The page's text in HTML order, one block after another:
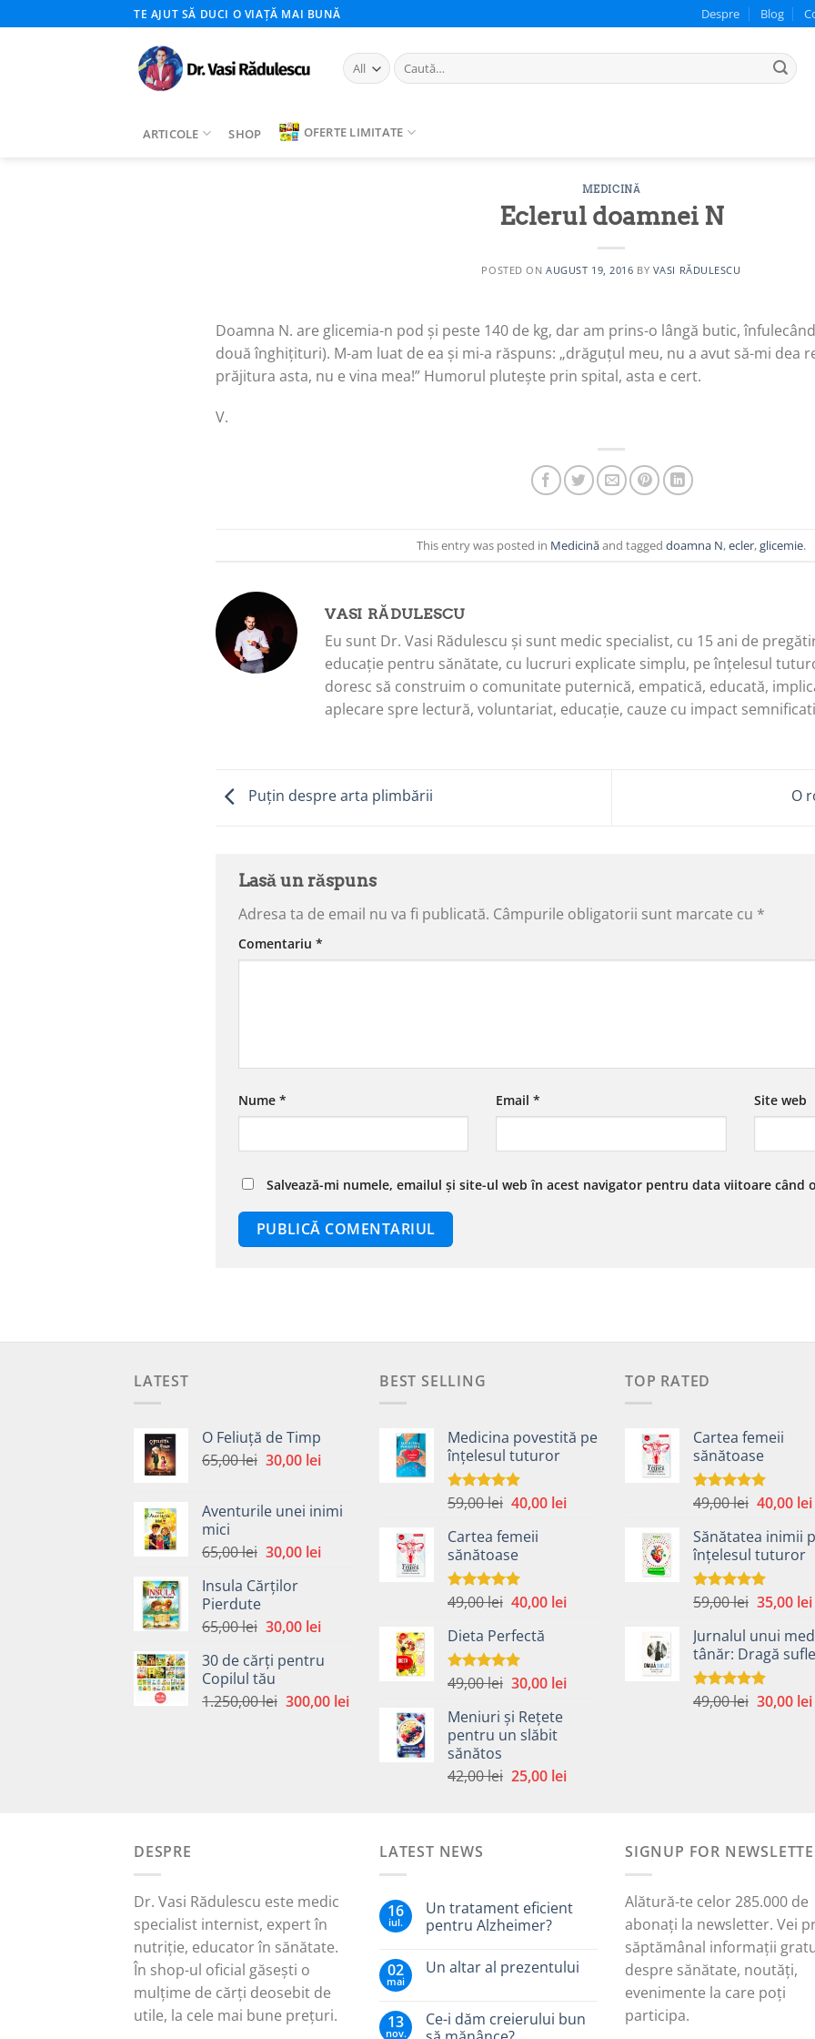
to
TE AJUT SĂ DUCI O VIAȚĂ MAI BUNĂ Despre Blog
Caută
după:
ARTICOLE SHOP OFERTE LIMITATE
MEDICINĂ
Eclerul doamnei N
POSTED ONAUGUST 19, 2016 BY VASI RĂDULESCU
Doamna N. are glicemia-n pod și peste 140 de kg, dar am prins-o lângă butic,
două înghițituri). M-am luat de ea și mi-a răspuns: „drăguțul meu, nu a avut să-mi dea
prăjitura asta, nu e vina mea!” Humorul plutește prin spital, asta e cert.
V.
This entry was posted in Medicinăand tagged doamna N,ecler,glicemie.
VASI RĂDULESCU
Eu sunt Dr. Vasi Rădulescu și sunt medic specialist, cu 15 ani de
educație pentru sănătate, cu lucruri explicate simplu, pe înțelesul
doresc să construim o comunitate puternică, empatică, educată,
aplecare spre lectură, voluntariat, educație, cauze cu impact
Puțin despre arta plimbării O
Lasă un răspuns
Adresa ta de email nu va fi publicată. Câmpurile obligatorii sunt marcate cu *
Comentariu *
Nume * Email* Site web
Salvează-mi numele, emailul și site-ul web în acest navigator pentru data viitoare când
LATEST
O Feliuță de Timp
65,00lei Prețul
fost:
30,00 leiPrețul
30,00 lei.
Aventurile unei inimi
mici
65,00lei Prețul
a
65,00 lei.
30,00 leiPrețul
Insula Cărților
Pierdute
65,00lei Prețul
a
fost:
65,00 lei.
30,00 leiPrețul
este:
30 de cărți pentru
Copilul tău
1.250,00lei Prețul
300,00 leiPrețul
300,00 lei.
BEST SELLING
Medicina povestită pe
înțelesul tuturor
Evaluat la
59,00lei Prețul
a
fost:
59,00 lei.
40,00 leiPrețul
Cartea femeii
sănătoase
Evaluat la
49,00lei Prețul
a
fost:
49,00 lei.
40,00 leiPrețul
Dieta Perfectă
Evaluat la
49,00lei Prețul
a
fost:
30,00 leiPrețul
Meniuri și Rețete
pentru un slăbit
sănătos
42,00lei Prețul
25,00 leiPrețul
TOP RATED
Cartea femeii
sănătoase
Evaluat la
49,00lei Prețul
a
fost:
49,00 lei.
40,00 lei
Sănătatea inimii
înțelesul tuturor
Evaluat la
59,00lei Prețul
a
fost:
59,00 lei.
35,00 lei
Jurnalul unui
tânăr: Dragă
Evaluat la
49,00lei Prețul
30,00 lei
DESPRE
Dr. Vasi Rădulescu este medic
specialist internist, expert în
nutriție, educator în sănătate.
În shop-ul oficial găsești o
mulțime de cărți deosebit de
utile, la cele mai bune prețuri.
LATEST NEWS
16
iul.
Un tratament eficient
pentru Alzheimer?
02
mai
Un altar al prezentului
13
nov.
Ce-i dăm creierului bun
SIGNUP FOR
Alătură-te celor 285.000 de
abonați la newsletter. Vei
săptămânal informații
despre sănătate, noutăți,
evenimente la care poți
participa.